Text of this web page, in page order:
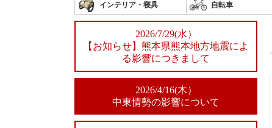
インテリア・寝具 自転車
2026/7/29(水）
【お知らせ】熊本県熊本地方地震によ
る影響につきまして
2026/4/16(木）
中東情勢の影響について